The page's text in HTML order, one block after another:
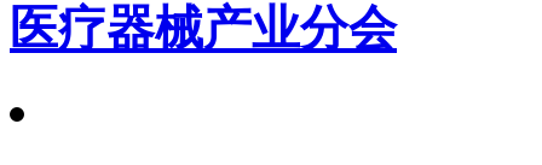
医疗器械产业分会